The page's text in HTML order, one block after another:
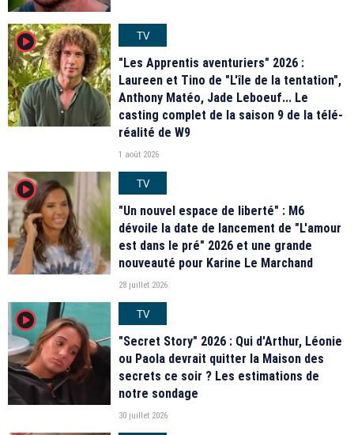
player2
TV
"Les Apprentis aventuriers" 2026 :
Laureen et Tino de "L'île de la tentation",
Anthony Matéo, Jade Leboeuf... Le
casting complet de la saison 9 de la télé-
réalité de W9
1 août 2026
player2
TV
"Un nouvel espace de liberté" : M6
dévoile la date de lancement de "L'amour
est dans le pré" 2026 et une grande
nouveauté pour Karine Le Marchand
28 juillet 2026
player2
TV
"Secret Story" 2026 : Qui d'Arthur, Léonie
ou Paola devrait quitter la Maison des
secrets ce soir ? Les estimations de
notre sondage
30 juillet 2026